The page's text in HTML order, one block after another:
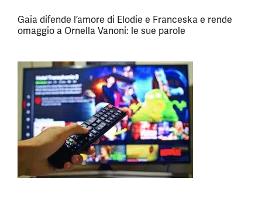
Gaia difende l’amore di Elodie e Franceska e rende
omaggio a Ornella Vanoni: le sue parole